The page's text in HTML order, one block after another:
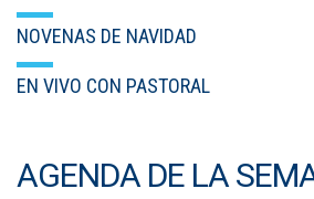
NOVENAS DE NAVIDAD
EN VIVO CON PASTORAL
AGENDA DE LA